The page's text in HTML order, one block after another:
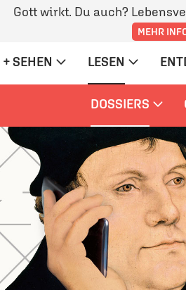
Gott wirkt. Du auch?
MEHR
SEHEN LESEN
DOSSIERS